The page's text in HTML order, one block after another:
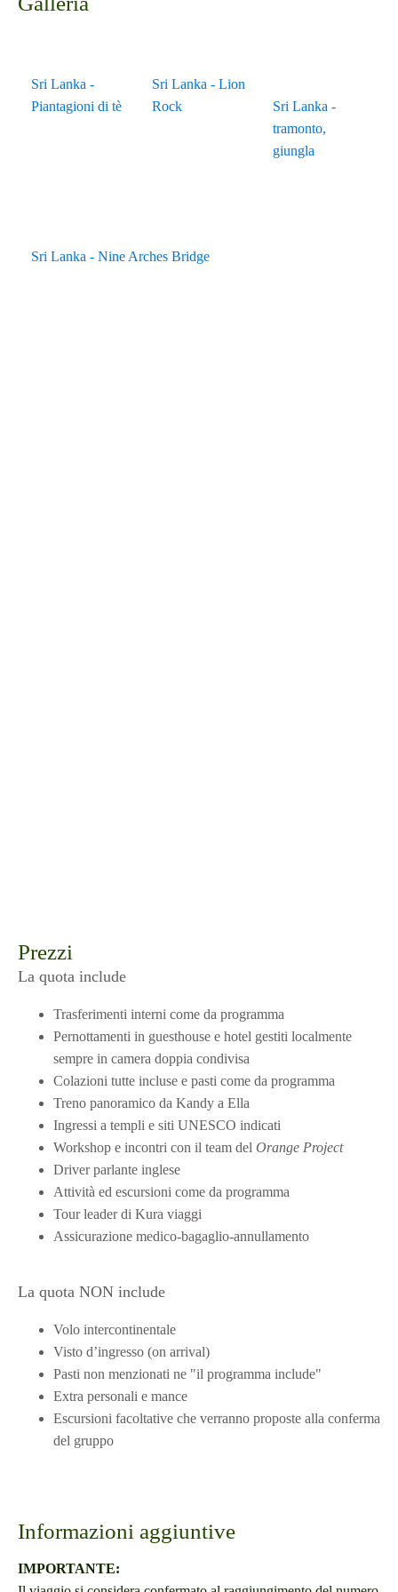
Sri Lanka -
Piantagioni di tè
Sri Lanka - Lion
Rock
Sri Lanka -
tramonto,
giungla
Sri Lanka - Nine Arches Bridge
Prezzi
La quota include
Trasferimenti interni come da programma
Pernottamenti in guesthouse e hotel gestiti localmente
sempre in camera doppia condivisa
Colazioni tutte incluse e pasti come da programma
Treno panoramico da Kandy a Ella
Ingressi a templi e siti UNESCO indicati
Workshop e incontri con il team del Orange Project
Driver parlante inglese
Attività ed escursioni come da programma
Tour leader di Kura viaggi
Assicurazione medico-bagaglio-annullamento
La quota NON include
Volo intercontinentale
Visto d’ingresso (on arrival)
Pasti non menzionati ne "il programma include"
Extra personali e mance
Escursioni facoltative che verranno proposte alla conferma
del gruppo
Informazioni aggiuntive
IMPORTANTE: